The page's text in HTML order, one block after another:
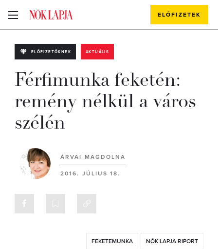
ELŐFIZETEK
ELŐFIZETŐKNEK AKTUÁLIS
Férfimunka feketén:
remény nélkül a város
szélén
ÁRVAI MAGDOLNA
2016. JÚLIUS 18.
FEKETEMUNKA NŐK LAPJA RIPORT